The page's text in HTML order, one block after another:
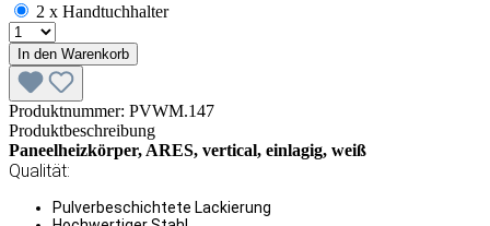
2 x Handtuchhalter
In den Warenkorb
Produktnummer: PVWM.147
Produktbeschreibung
Paneelheizkörper, ARES, vertical, einlagig, weiß
Qualität:
Pulverbeschichtete Lackierung